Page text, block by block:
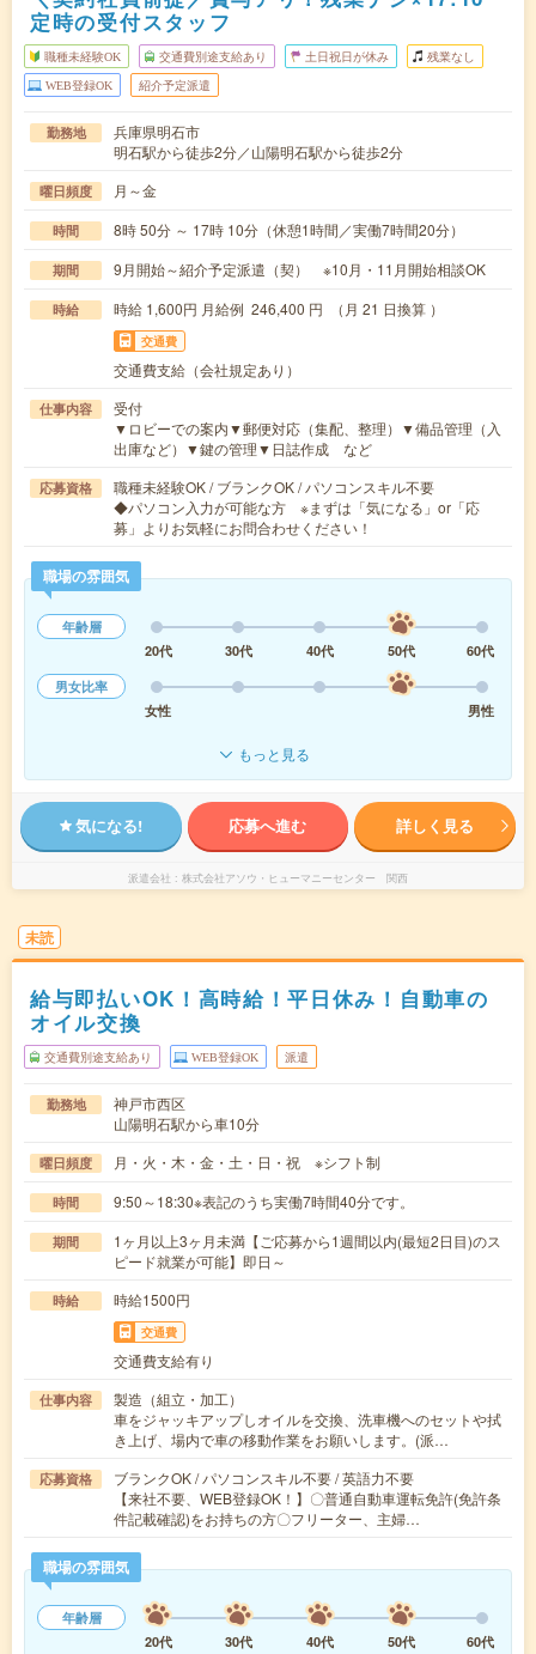
定時の受付スタッフ
職種未経験OK 交通費別途支給あり 土日祝日が休み 残業なし
WEB登録OK 紹介予定派遣
勤務地
兵庫県明石市
明石駅から徒歩2分／山陽明石駅から徒歩2分
曜日頻度 月～金
時間 8時 50分 ～ 17時 10分（休憩1時間／実働7時間20分）
期間 9月開始～紹介予定派遣（契） ※10月・11月開始相談OK
時給 時給 1,600円 月給例 246,400 円 （月 21 日換算 ）
交通費
交通費支給（会社規定あり）
仕事内容
受付
▼ロビーでの案内▼郵便対応（集配、整理）▼備品管理（入
出庫など）▼鍵の管理▼日誌作成 など
応募資格
職種未経験OK / ブランクOK / パソコンスキル不要
◆パソコン入力が可能な方 ※まずは「気になる」or「応
募」よりお気軽にお問合わせください！
職場の雰囲気
年齢層
20代
30代 40代 50代
60代
男女比率
女性
男性
もっと見る
気になる! 応募へ進む 詳しく見る
派遣会社 株式会社アソウ・ヒューマニーセンター 関西
未読
給与即払いOK！高時給！平日休み！自動車の
オイル交換
交通費別途支給あり WEB登録OK 派遣
勤務地
神戸市西区
山陽明石駅から車10分
曜日頻度 月・火・木・金・土・日・祝 ※シフト制
時間 9:50～18:30※表記のうち実働7時間40分です。
期間
1ヶ月以上3ヶ月未満【ご応募から1週間以内(最短2日目)のス
ピード就業が可能】即日～
時給 時給1500円
交通費
交通費支給有り
仕事内容
製造（組立・加工）
車をジャッキアップしオイルを交換、洗車機へのセットや拭
き上げ、場内で車の移動作業をお願いします。(派…
応募資格
ブランクOK / パソコンスキル不要 / 英語力不要
【来社不要、WEB登録OK！】〇普通自動車運転免許(免許条
件記載確認)をお持ちの方〇フリーター、主婦…
職場の雰囲気
年齢層
20代
30代 40代 50代 60代